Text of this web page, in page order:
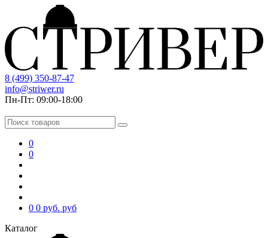
8 (499) 350-87-47
info@striwer.ru
Пн-Пт: 09:00-18:00
0
0
0 0 руб. руб
Каталог